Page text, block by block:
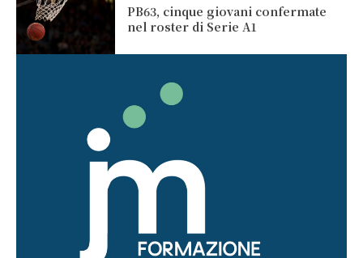
PB63, cinque giovani confermate
nel roster di Serie A1